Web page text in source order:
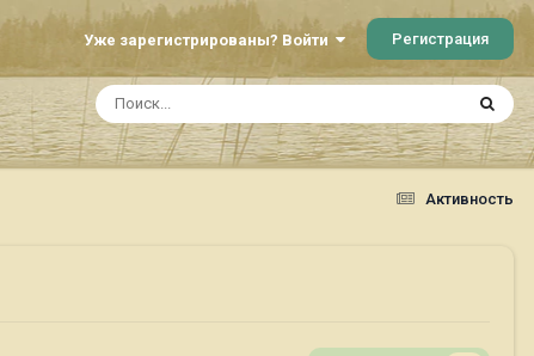
Уже зарегистрированы? Войти Регистрация
Активность